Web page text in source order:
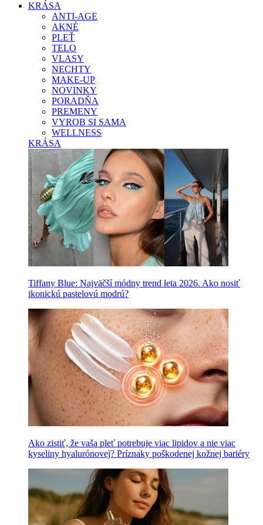
KRÁSA
ANTI-AGE
AKNÉ
PLEŤ
TELO
VLASY
NECHTY
MAKE-UP
NOVINKY
PORADŇA
PREMENY
VYROB SI SAMA
WELLNESS
KRÁSA
Tiffany Blue: Najväčší módny trend leta 2026. Ako nosiť
ikonickú pastelovú modrú?
Ako zistiť, že vaša pleť potrebuje viac lipidov a nie viac
kyseliny hyalurónovej? Príznaky poškodenej kožnej bariéry